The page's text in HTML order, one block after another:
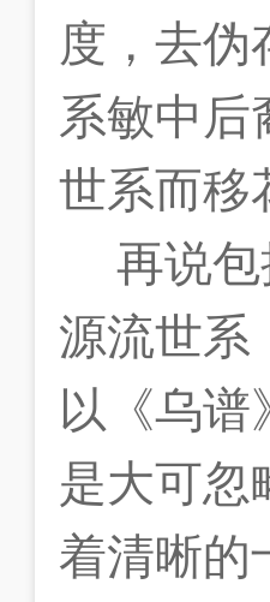
度，去伪
系敏中后
世系而移
再说
源流世系
以《乌谱
是大可忽
着清晰的